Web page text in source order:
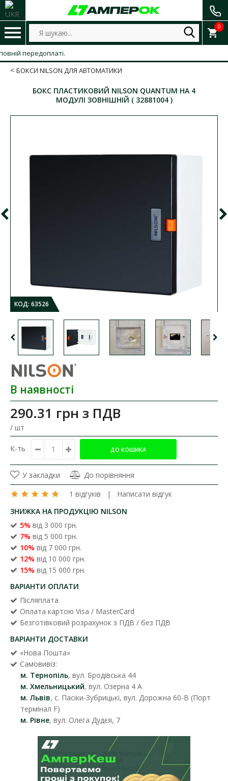
0
передоплаті.
БОКСИ NILSON ДЛЯ АВТОМАТИКИ
БОКС ПЛАСТИКОВИЙ NILSON QUANTUM НА 4
МОДУЛІ ЗОВНІШНІЙ ( 32881004 )
КОД: 63526
В наявності
290.31 грн з ПДВ
/ шт
К-ть
У закладки
До порівняння
1 відгуків | Написати відгук
ЗНИЖКА НА ПРОДУКЦІЮ NILSON
5% від 3 000 грн.
7% від 5 000 грн.
10% від 7 000 грн.
12% від 10 000 грн.
15% від 15 000 грн.
ВАРІАНТИ ОПЛАТИ
Післяплата
Оплата картою Visa / MasterCard
Безготівковий розрахунок з ПДВ / без ПДВ
ВАРІАНТИ ДОСТАВКИ
«Нова Пошта»
Самовивіз:
м. Тернопіль, вул. Бродівська 44
м. Хмельницький, вул. Озерна 4 А
м. Львів, с. Пасіки-Зубрицькі, вул. Дорожна 60-В (Порт
термінал F)
м. Рівне, вул. Олега Дудєя, 7